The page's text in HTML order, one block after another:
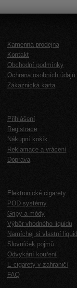
Kamenná prodejna
Kontakt
Obchodní podmínky
Ochrana osobních údajů
Zákaznická karta
Přihlášení
Registrace
Nákupní košík
Reklamace a vrácení
Doprava
Elektronické cigarety
POD systémy
Gripy a módy
Výběr vhodného liquidu
Namíchej si vlastní liquid
Slovníček pojmů
Odvykání kouření
E-cigarety v zahraničí
FAQ